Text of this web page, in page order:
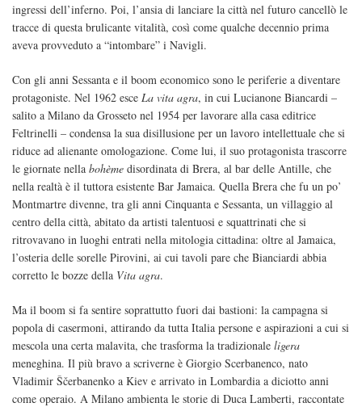
ingressi dell’inferno. Poi, l’ansia di lanciare la città nel futuro cancellò le
tracce di questa brulicante vitalità, così come qualche decennio prima
aveva provveduto a “intombare” i Navigli.
Con gli anni Sessanta e il boom economico sono le periferie a diventare
protagoniste. Nel 1962 esce La vita agra, in cui Lucianone Biancardi –
salito a Milano da Grosseto nel 1954 per lavorare alla casa editrice
Feltrinelli – condensa la sua disillusione per un lavoro intellettuale che si
riduce ad alienante omologazione. Come lui, il suo protagonista trascorre
le giornate nella bohème disordinata di Brera, al bar delle Antille, che
nella realtà è il tuttora esistente Bar Jamaica. Quella Brera che fu un po’
Montmartre divenne, tra gli anni Cinquanta e Sessanta, un villaggio al
centro della città, abitato da artisti talentuosi e squattrinati che si
ritrovavano in luoghi entrati nella mitologia cittadina: oltre al Jamaica,
l’osteria delle sorelle Pirovini, ai cui tavoli pare che Bianciardi abbia
corretto le bozze della Vita agra.
Ma il boom si fa sentire soprattutto fuori dai bastioni: la campagna si
popola di casermoni, attirando da tutta Italia persone e aspirazioni a cui si
mescola una certa malavita, che trasforma la tradizionale ligera
meneghina. Il più bravo a scriverne è Giorgio Scerbanenco, nato
Vladimir Ščerbanenko a Kiev e arrivato in Lombardia a diciotto anni
come operaio. A Milano ambienta le storie di Duca Lamberti, raccontate